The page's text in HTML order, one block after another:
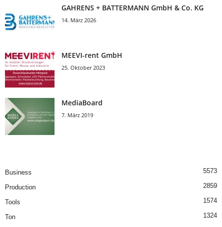
GAHRENS + BATTERMANN GmbH & Co. KG
14. März 2026
MEEVI-rent GmbH
25. Oktober 2023
MediaBoard
7. März 2019
Business 5573
Production 2859
Tools 1574
Ton
1324